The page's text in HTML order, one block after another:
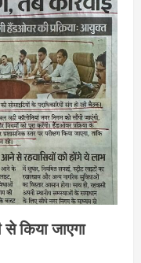
से किया जाएगा